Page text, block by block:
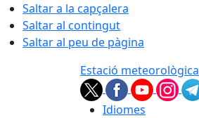
Saltar a la capçalera
Saltar al contingut
Saltar al peu de pàgina
Estació meteorològica
Idiomes